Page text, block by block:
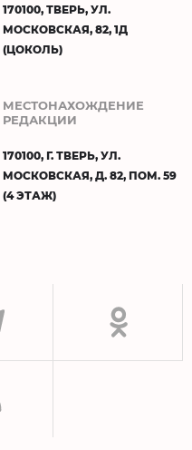
170100, ТВЕРЬ, УЛ.
МОСКОВСКАЯ, 82, 1Д
(ЦОКОЛЬ)
МЕСТОНАХОЖДЕНИЕ
РЕДАКЦИИ
170100, Г. ТВЕРЬ, УЛ.
МОСКОВСКАЯ, Д. 82, ПОМ. 59
(4 ЭТАЖ)